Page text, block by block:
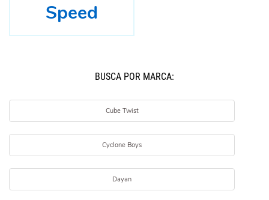
Speed
BUSCÁ POR MARCA:
Cube Twist
Cyclone Boys
Dayan